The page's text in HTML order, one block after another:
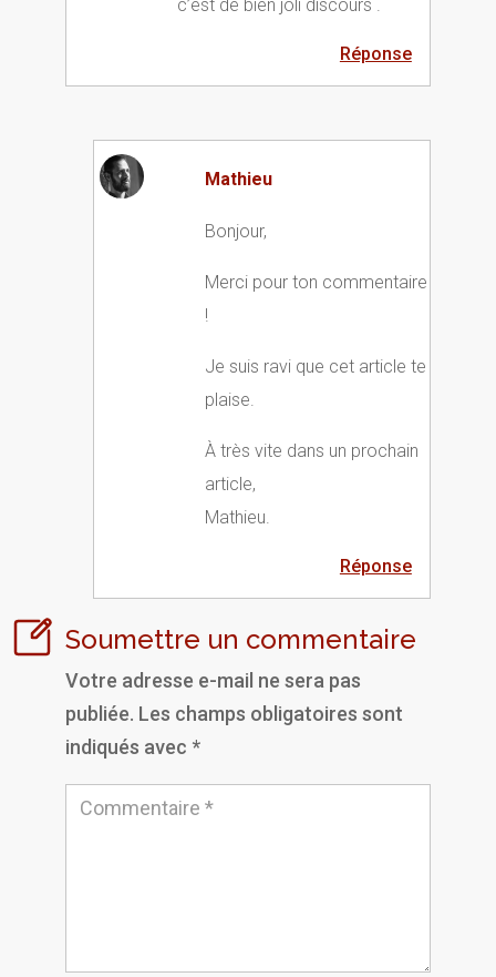
c’est de bien joli discours .
Réponse
Mathieu
Bonjour,
Merci pour ton commentaire
!
Je suis ravi que cet article te
plaise.
À très vite dans un prochain
article,
Mathieu.
Réponse
Soumettre un commentaire
Votre adresse e-mail ne sera pas
publiée. Les champs obligatoires sont
indiqués avec *